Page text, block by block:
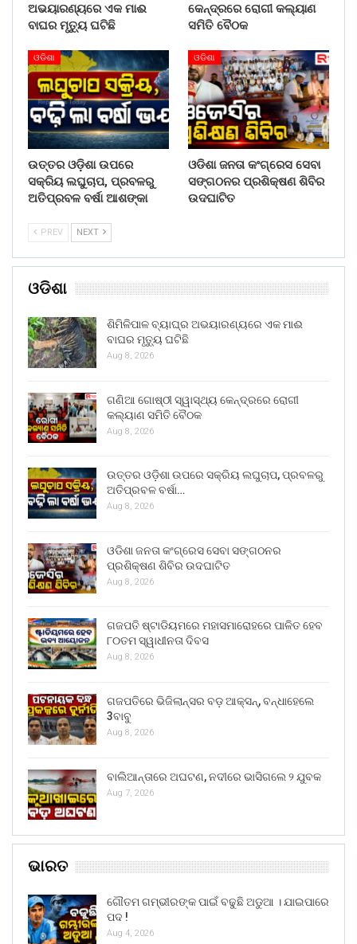
ଅଭୟାରଣ୍ୟରେ ଏକ ମାଈ
ବାଘର ମୃତ୍ୟୁ ଘଟିଛି
କେନ୍ଦ୍ରରେ ରୋଗୀ କଲ୍ୟାଣ
ସମିତି ବୈଠକ
ଓଡିଶା
ଉତ୍ତର ଓଡ଼ିଶା ଉପରେ
ସକ୍ରିୟ ଲଘୁଚାପ, ପ୍ରବଳରୁ
ଅତିପ୍ରବଳ ବର୍ଷା ଆଶଙ୍କା
ଓଡିଶା
ଓଡିଶା ଜନତା କଂଗ୍ରେସ ସେବା
ସଙ୍ଗଠନର ପ୍ରଶିକ୍ଷଣ ଶିବିର
ଉଦଘାଟିତ
PREV NEXT
ଓଡିଶା
ଶିମିଳିପାଳ ବ୍ୟାଘ୍ର ଅଭୟାରଣ୍ୟରେ ଏକ ମାଈ
ବାଘର ମୃତ୍ୟୁ ଘଟିଛି
Aug 8, 2026
ଗଣିଆ ଗୋଷ୍ଠୀ ସ୍ୱାସ୍ଥ୍ୟ କେନ୍ଦ୍ରରେ ରୋଗୀ
କଲ୍ୟାଣ ସମିତି ବୈଠକ
Aug 8, 2026
ଉତ୍ତର ଓଡ଼ିଶା ଉପରେ ସକ୍ରିୟ ଲଘୁଚାପ, ପ୍ରବଳରୁ
ଅତିପ୍ରବଳ ବର୍ଷା…
Aug 8, 2026
ଓଡିଶା ଜନତା କଂଗ୍ରେସ ସେବା ସଙ୍ଗଠନର
ପ୍ରଶିକ୍ଷଣ ଶିବିର ଉଦଘାଟିତ
Aug 8, 2026
ଗଜପତି ଷ୍ଟାଡିୟମରେ ମହାସମାରୋହରେ ପାଳିତ ହେବ
୮୦ତମ ସ୍ୱାଧୀନତା ଦିବସ
Aug 8, 2026
ଗଜପତିରେ ଭିଜିଲାନ୍ସର ବଡ଼ ଆକ୍ସନ୍, ବନ୍ଧାହେଲେ
3ବାବୁ
Aug 8, 2026
ବାଲିଆନ୍ତାରେ ଅଘଟଣ, ନଦୀରେ ଭାସିଗଲେ ୨ ଯୁବକ
Aug 7, 2026
ଭାରତ
ଗୌତମ ଗମ୍ଭୀରଙ୍କ ପାଇଁ ବଢୁଛି ଅଡୁଆ । ଯାଇପାରେ
ପଦ !
Aug 4, 2026